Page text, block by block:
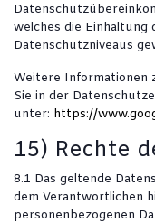
welches die Einhaltung
Datenschutzniveaus
Weitere Informationen
Sie in der
unter: https://
15) Rechte
8.1 Das geltende
dem Verantwortlichen
personenbezogenen